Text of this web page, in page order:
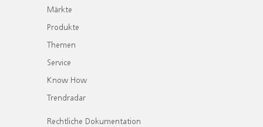
Märkte
Produkte
Themen
Service
Know How
Trendradar
Rechtliche Dokumentation